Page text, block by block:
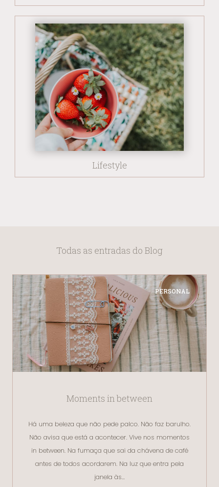
Lifestyle
Todas as entradas do Blog
PERSONAL
Moments in between
Há uma beleza que não pede palco. Não faz barulho.
Não avisa que está a acontecer. Vive nos momentos
in between. Na fumaça que sai da chávena de café
antes de todos acordarem. Na luz que entra pela
janela às…